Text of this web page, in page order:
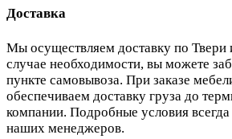
Доставка
Мы осуществляем доставку по Твери
случае необходимости, вы можете
пункте самовывоза. При заказе
обеспечиваем доставку груза до
компании. Подробные условия
наших менеджеров.